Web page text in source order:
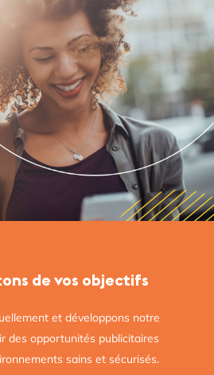
de vos objectifs
et développons notre
des opportunités publicitaires
sains et sécurisés.